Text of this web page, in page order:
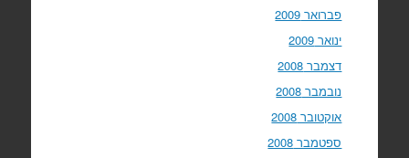
פברואר 2009
ינואר 2009
דצמבר 2008
נובמבר 2008
אוקטובר 2008
ספטמבר 2008